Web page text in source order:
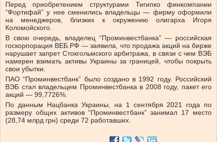
Перед приобретением структурами Тигипко финкомпании
“Фортифай” у нее сменились владельцы — фирму оформили
на менеджеров, близких к окружению олигарха Игоря
Коломойского.
В свою очередь, владелец “Проминвестбанка” — российская
госкорпорация ВЕБ.РФ — заявила, что продажа акций на бирже
нарушает запрет Стокгольмского арбитража, в связи с чем ВЭБ
намерен взимать активы Украины за границей, чтобы покрыть
свои убытки.
ПАО “Проминвестбанк” было создано в 1992 году. Российский
ВЭБ стал владельцем Проминвестбанка в 2008 году, пакет его
акций — 99,7726%.
По данным Нацбанка Украины, на 1 сентября 2021 года по
размеру общих активов “Проминвестбанк” занимал 17 место
(28,74 млрд грн) среди 72 работавших.